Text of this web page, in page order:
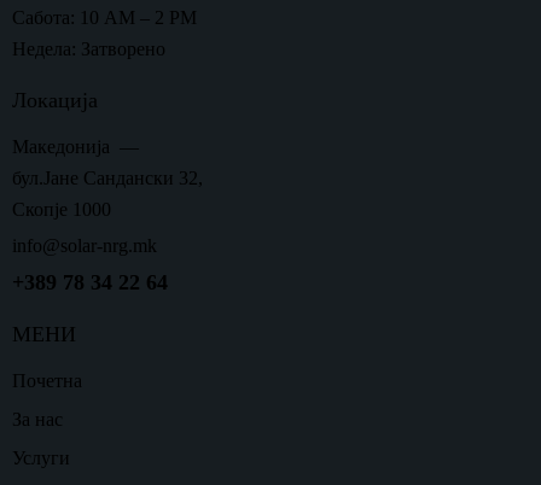
Сабота: 10 AM – 2 PM
Недела: Затворено
Локација
Македонија —
бул.Јане Сандански 32,
Скопје 1000
info@solar-nrg.mk
+389 78 34 22 64
МЕНИ
Почетна
За нас
Услуги